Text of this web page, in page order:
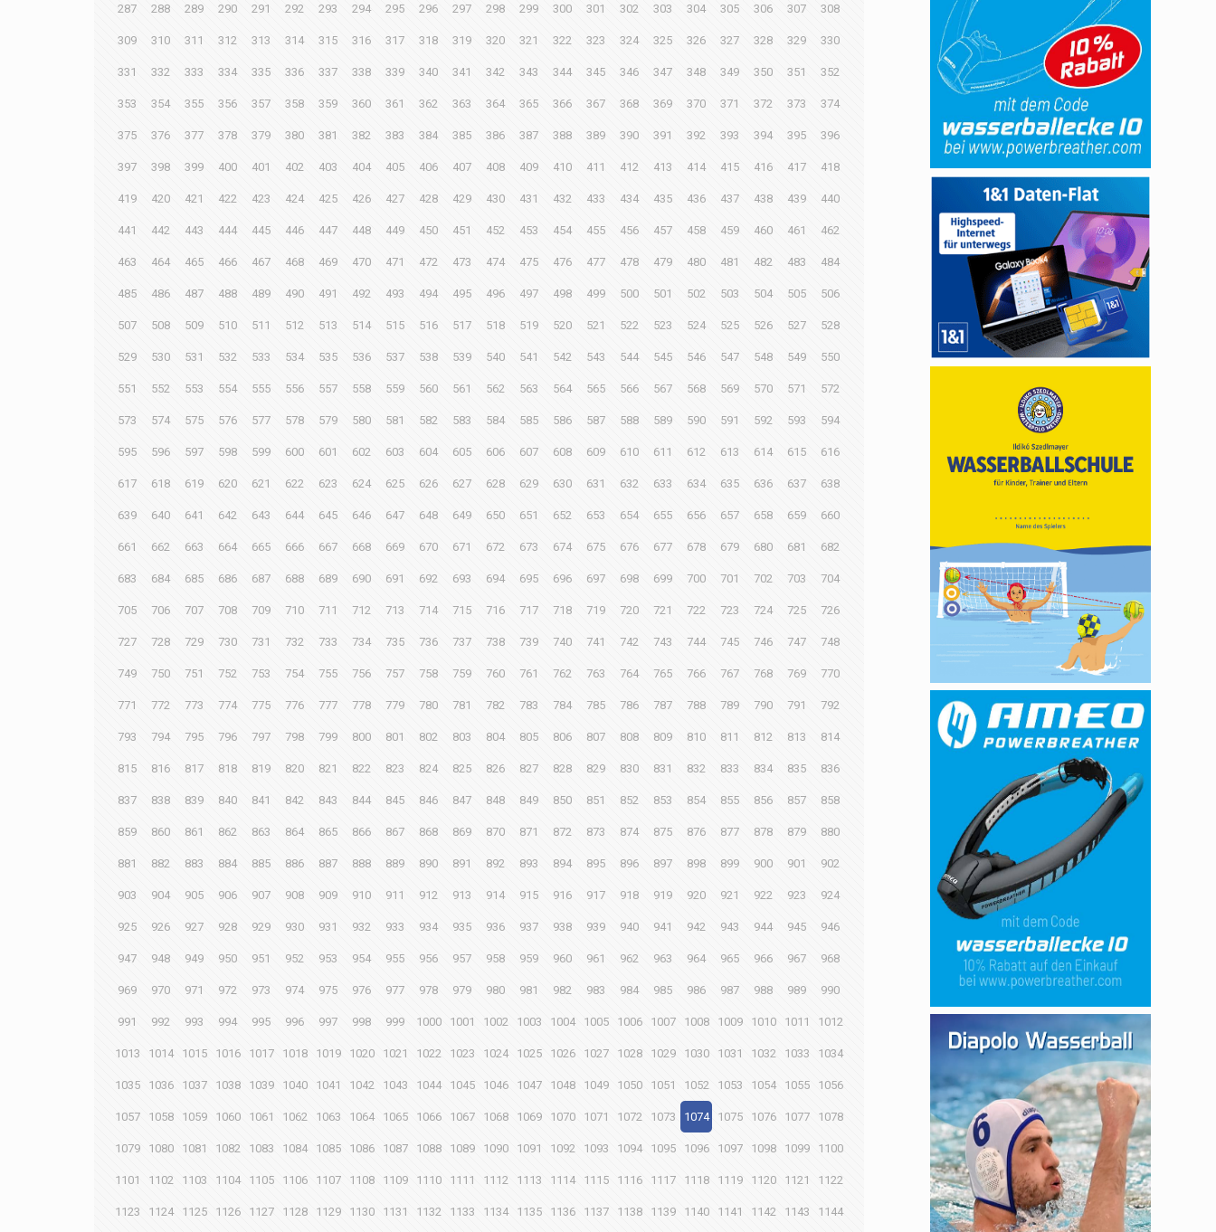
287 288 289 290 291 292 293 294 295 296 297 298 299 300 301 302 303 304 305 306 307 308
309 310 311 312 313 314 315 316 317 318 319 320 321 322 323 324 325 326 327 328 329 330
331 332 333 334 335 336 337 338 339 340 341 342 343 344 345 346 347 348 349 350 351 352
353 354 355 356 357 358 359 360 361 362 363 364 365 366 367 368 369 370 371 372 373 374
375 376 377 378 379 380 381 382 383 384 385 386 387 388 389 390 391 392 393 394 395 396
397 398 399 400 401 402 403 404 405 406 407 408 409 410 411 412 413 414 415 416 417 418
419 420 421 422 423 424 425 426 427 428 429 430 431 432 433 434 435 436 437 438 439 440
441 442 443 444 445 446 447 448 449 450 451 452 453 454 455 456 457 458 459 460 461 462
463 464 465 466 467 468 469 470 471 472 473 474 475 476 477 478 479 480 481 482 483 484
485 486 487 488 489 490 491 492 493 494 495 496 497 498 499 500 501 502 503 504 505 506
507 508 509 510 511 512 513 514 515 516 517 518 519 520 521 522 523 524 525 526 527 528
529 530 531 532 533 534 535 536 537 538 539 540 541 542 543 544 545 546 547 548 549 550
551 552 553 554 555 556 557 558 559 560 561 562 563 564 565 566 567 568 569 570 571 572
573 574 575 576 577 578 579 580 581 582 583 584 585 586 587 588 589 590 591 592 593 594
595 596 597 598 599 600 601 602 603 604 605 606 607 608 609 610 611 612 613 614 615 616
617 618 619 620 621 622 623 624 625 626 627 628 629 630 631 632 633 634 635 636 637 638
639 640 641 642 643 644 645 646 647 648 649 650 651 652 653 654 655 656 657 658 659 660
661 662 663 664 665 666 667 668 669 670 671 672 673 674 675 676 677 678 679 680 681 682
683 684 685 686 687 688 689 690 691 692 693 694 695 696 697 698 699 700 701 702 703 704
705 706 707 708 709 710 711 712 713 714 715 716 717 718 719 720 721 722 723 724 725 726
727 728 729 730 731 732 733 734 735 736 737 738 739 740 741 742 743 744 745 746 747 748
749 750 751 752 753 754 755 756 757 758 759 760 761 762 763 764 765 766 767 768 769 770
771 772 773 774 775 776 777 778 779 780 781 782 783 784 785 786 787 788 789 790 791 792
793 794 795 796 797 798 799 800 801 802 803 804 805 806 807 808 809 810 811 812 813 814
815 816 817 818 819 820 821 822 823 824 825 826 827 828 829 830 831 832 833 834 835 836
837 838 839 840 841 842 843 844 845 846 847 848 849 850 851 852 853 854 855 856 857 858
859 860 861 862 863 864 865 866 867 868 869 870 871 872 873 874 875 876 877 878 879 880
881 882 883 884 885 886 887 888 889 890 891 892 893 894 895 896 897 898 899 900 901 902
903 904 905 906 907 908 909 910 911 912 913 914 915 916 917 918 919 920 921 922 923 924
925 926 927 928 929 930 931 932 933 934 935 936 937 938 939 940 941 942 943 944 945 946
947 948 949 950 951 952 953 954 955 956 957 958 959 960 961 962 963 964 965 966 967 968
969 970 971 972 973 974 975 976 977 978 979 980 981 982 983 984 985 986 987 988 989 990
991 992 993 994 995 996 997 998 999 1000 1001 1002 1003 1004 1005 1006 1007 1008 1009 1010 1011 1012
1013 1014 1015 1016 1017 1018 1019 1020 1021 1022 1023 1024 1025 1026 1027 1028 1029 1030 1031 1032 1033 1034
1035 1036 1037 1038 1039 1040 1041 1042 1043 1044 1045 1046 1047 1048 1049 1050 1051 1052 1053 1054 1055 1056
1057 1058 1059 1060 1061 1062 1063 1064 1065 1066 1067 1068 1069 1070 1071 1072 1073 1074 1075 1076 1077 1078
1079 1080 1081 1082 1083 1084 1085 1086 1087 1088 1089 1090 1091 1092 1093 1094 1095 1096 1097 1098 1099 1100
1101 1102 1103 1104 1105 1106 1107 1108 1109 1110 1111 1112 1113 1114 1115 1116 1117 1118 1119 1120 1121 1122
1123 1124 1125 1126 1127 1128 1129 1130 1131 1132 1133 1134 1135 1136 1137 1138 1139 1140 1141 1142 1143 1144